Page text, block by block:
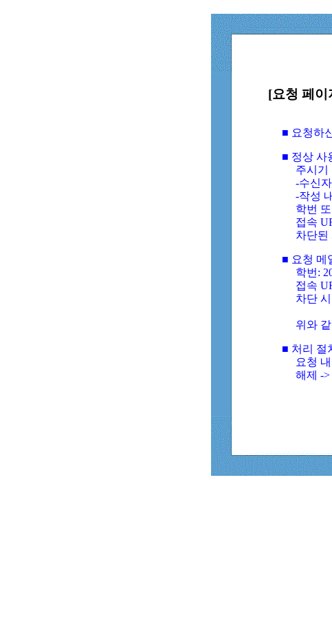
[요청 페이
■ 요청하
■ 정상 사
주시기
-수신자
-작성
학번
접속
차단된
■ 요청 메
학번:
접속
차단
위와
■ 처리 절
요청
해제 -